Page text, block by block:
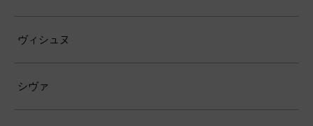
ヴィシュヌ
シヴァ